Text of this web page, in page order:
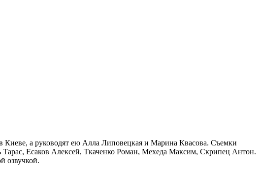
Киеве, а руководят ею Алла Липовецкая и Марина Квасова. Съемки
Есаков Алексей, Ткаченко Роман, Мехеда Максим, Скрипец Антон.
озвучкой.